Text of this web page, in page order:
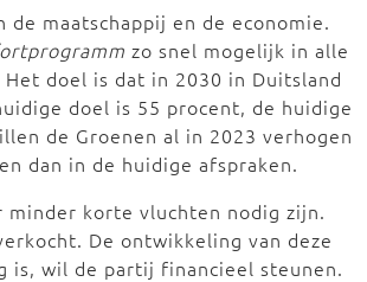
maatschappij en de economie.
zo snel mogelijk in alle
doel is dat in 2030 in Duitsland
doel is 55 procent, de huidige
de Groenen al in 2023 verhogen
dan in de huidige afspraken.
korte vluchten nodig zijn.
De ontwikkeling van deze
is, wil de partij financieel steunen.